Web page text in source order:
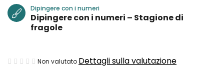
Dipingere con i numeri
Dipingere con i numeri – Stagione di
fragole
La
Non valutato Dettagli sulla valutazione